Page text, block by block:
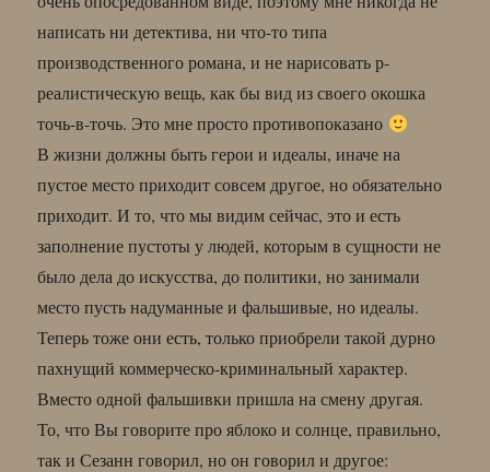
написать ни детектива, ни что-то типа
производственного романа, и не нарисовать р-
реалистическую вещь, как бы вид из своего окошка
точь-в-точь. Это мне просто противопоказано
В жизни должны быть герои и идеалы, иначе на
пустое место приходит совсем другое, но обязательно
приходит. И то, что мы видим сейчас, это и есть
заполнение пустоты у людей, которым в сущности не
было дела до искусства, до политики, но занимали
место пусть надуманные и фальшивые, но идеалы.
Теперь тоже они есть, только приобрели такой дурно
пахнущий коммерческо-криминальный характер.
Вместо одной фальшивки пришла на смену другая.
То, что Вы говорите про яблоко и солнце, правильно,
так и Сезанн говорил, но он говорил и другое: